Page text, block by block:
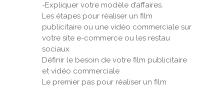
-Expliquer votre modèle d’affaires.
Les étapes pour réaliser un film
publicitaire ou une vidéo commerciale sur
votre site e-commerce ou les restau
sociaux
Définir le besoin de votre film publicitaire
et vidéo commerciale
Le premier pas pour réaliser un film